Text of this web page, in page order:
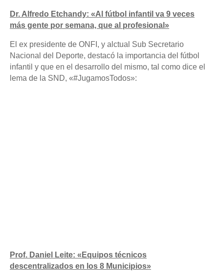
Dr. Alfredo Etchandy: «Al fútbol infantil va 9 veces
más gente por semana, que al profesional»
El ex presidente de ONFI, y alctual Sub Secretario
Nacional del Deporte, destacó la importancia del fútbol
infantil y que en el desarrollo del mismo, tal como dice el
lema de la SND, «#JugamosTodos»:
Prof. Daniel Leite: «Equipos técnicos
descentralizados en los 8 Municipios»